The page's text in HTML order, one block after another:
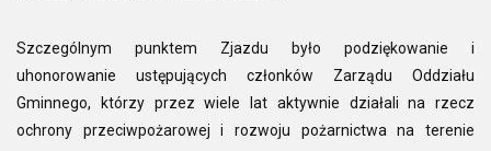
Szczególnym punktem Zjazdu było podziękowanie i
uhonorowanie ustępujących członków Zarządu Oddziału
Gminnego, którzy przez wiele lat aktywnie działali na rzecz
ochrony przeciwpożarowej i rozwoju pożarnictwa na terenie